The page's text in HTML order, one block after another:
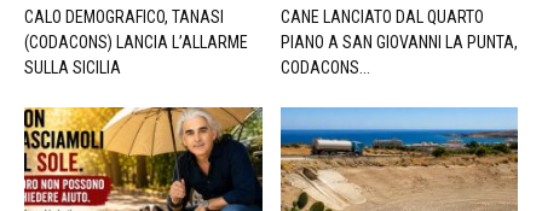
CALO DEMOGRAFICO, TANASI
(CODACONS) LANCIA L’ALLARME
SULLA SICILIA
CANE LANCIATO DAL QUARTO
PIANO A SAN GIOVANNI LA PUNTA,
CODACONS...